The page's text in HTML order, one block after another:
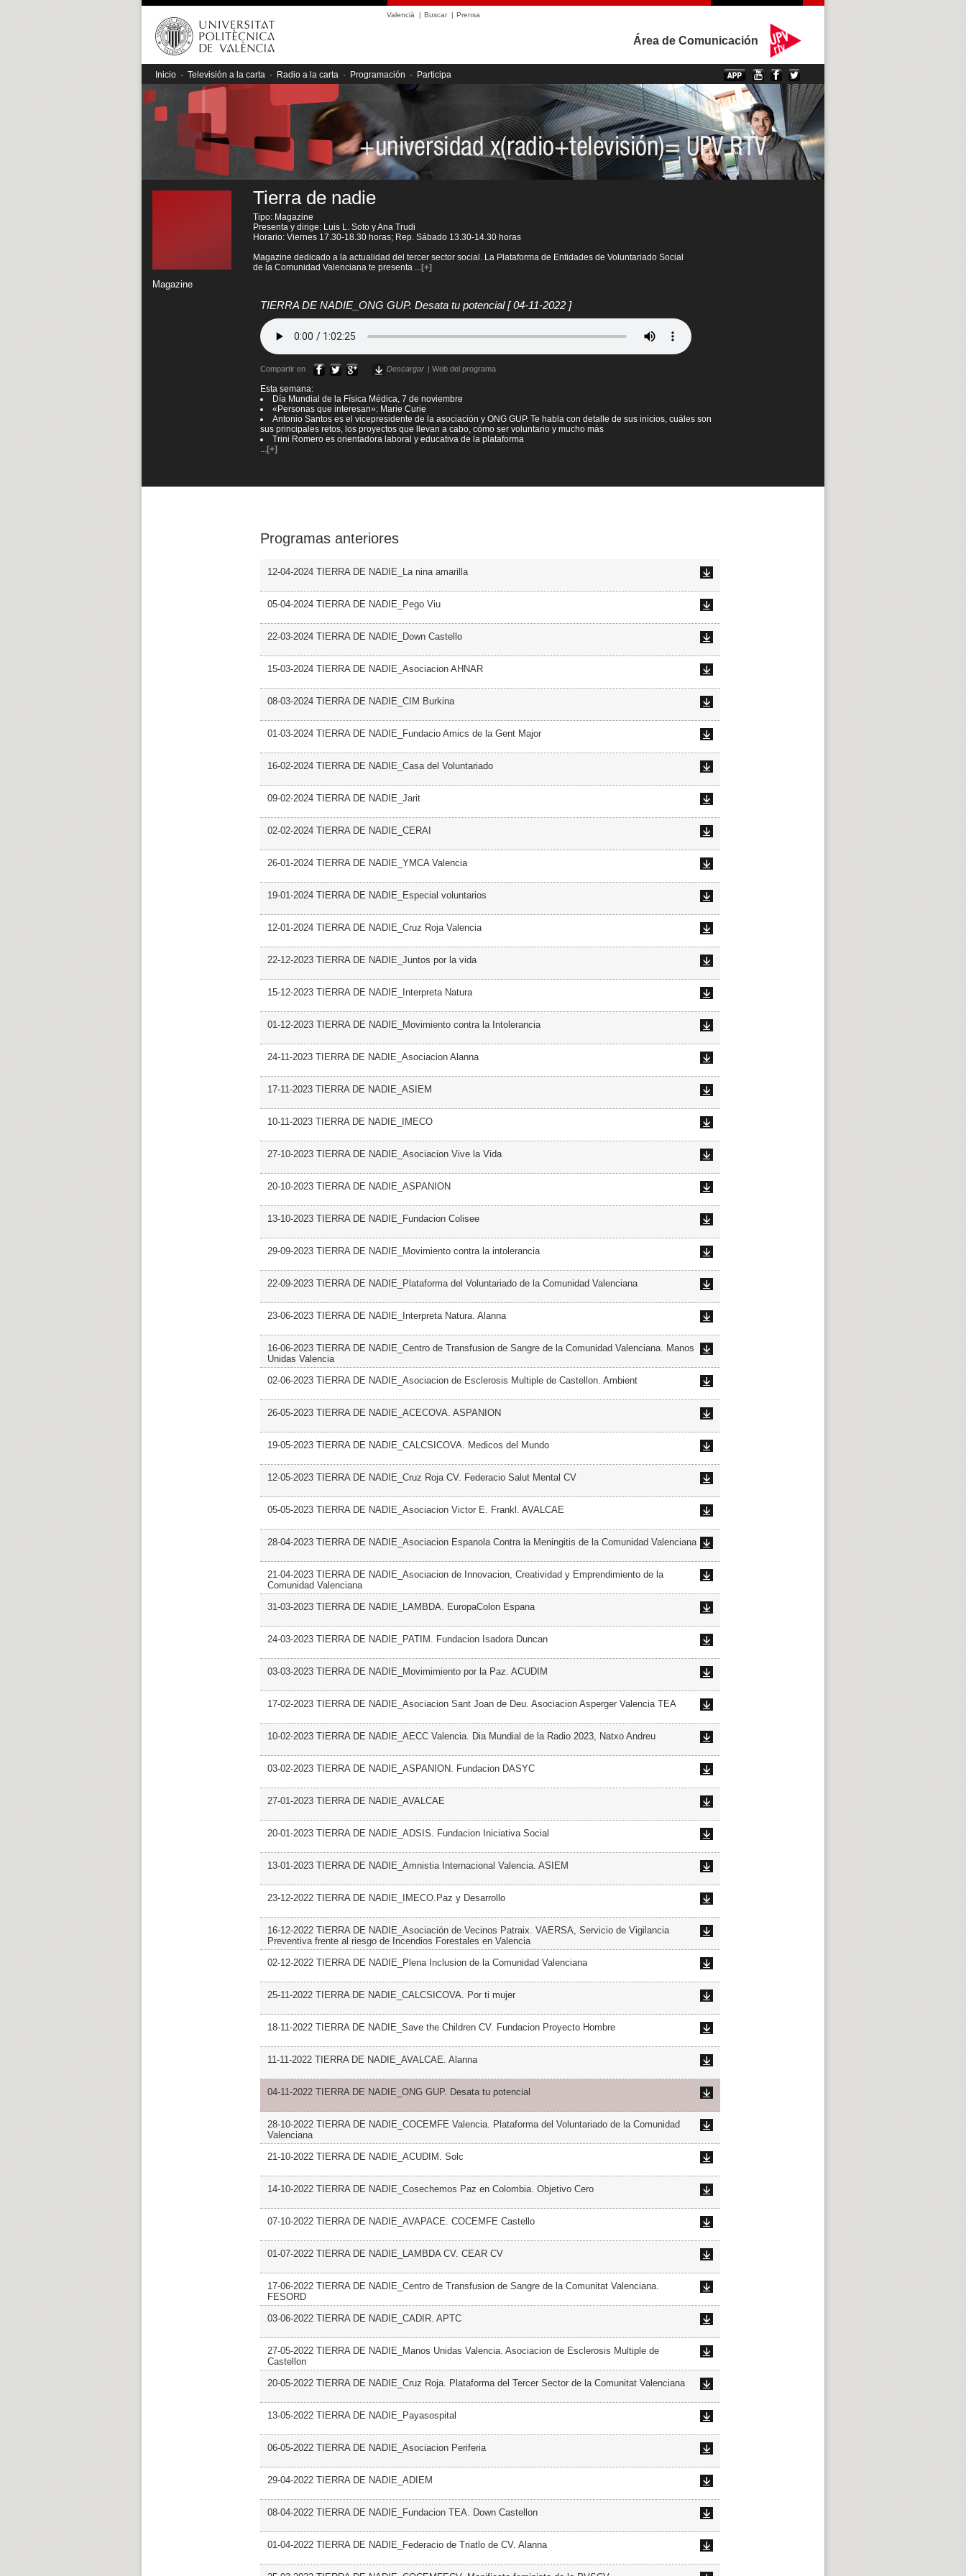
Valencià | Buscar| Prensa
Área de Comunicación
Inicio · Televisión a la carta · Radio a la carta · Programación · Participa
Magazine
Tierra de nadie
Tipo: Magazine
Presenta y dirige: Luis L. Soto y Ana Trudi
Horario: Viernes 17.30-18.30 horas; Rep. Sábado 13.30-14.30 horas
Magazine dedicado a la actualidad del tercer sector social. La Plataforma de Entidades de Voluntariado Social
de la Comunidad Valenciana te presenta ...[+]
TIERRA DE NADIE_ONG GUP. Desata tu potencial[ 04-11-2022 ]
Compartir en Descargar Web del programa
Esta semana:
Día Mundial de la Física Médica, 7 de noviembre
«Personas que interesan»: Marie Curie
Antonio Santos es el vicepresidente de la asociación y ONG GUP. Te habla con detalle de sus inicios, cuáles son
sus principales retos, los proyectos que llevan a cabo, cómo ser voluntario y mucho más
Trini Romero es orientadora laboral y educativa de la plataforma
[+]
Programas anteriores
12-04-2024 TIERRA DE NADIE_La nina amarilla
05-04-2024 TIERRA DE NADIE_Pego Viu
22-03-2024 TIERRA DE NADIE_Down Castello
15-03-2024 TIERRA DE NADIE_Asociacion AHNAR
08-03-2024 TIERRA DE NADIE_CIM Burkina
01-03-2024 TIERRA DE NADIE_Fundacio Amics de la Gent Major
16-02-2024 TIERRA DE NADIE_Casa del Voluntariado
09-02-2024 TIERRA DE NADIE_Jarit
02-02-2024 TIERRA DE NADIE_CERAI
26-01-2024 TIERRA DE NADIE_YMCA Valencia
19-01-2024 TIERRA DE NADIE_Especial voluntarios
12-01-2024 TIERRA DE NADIE_Cruz Roja Valencia
22-12-2023 TIERRA DE NADIE_Juntos por la vida
15-12-2023 TIERRA DE NADIE_Interpreta Natura
01-12-2023 TIERRA DE NADIE_Movimiento contra la Intolerancia
24-11-2023 TIERRA DE NADIE_Asociacion Alanna
17-11-2023 TIERRA DE NADIE_ASIEM
10-11-2023 TIERRA DE NADIE_IMECO
27-10-2023 TIERRA DE NADIE_Asociacion Vive la Vida
20-10-2023 TIERRA DE NADIE_ASPANION
13-10-2023 TIERRA DE NADIE_Fundacion Colisee
29-09-2023 TIERRA DE NADIE_Movimiento contra la intolerancia
22-09-2023 TIERRA DE NADIE_Plataforma del Voluntariado de la Comunidad Valenciana
23-06-2023 TIERRA DE NADIE_Interpreta Natura. Alanna
16-06-2023 TIERRA DE NADIE_Centro de Transfusion de Sangre de la Comunidad Valenciana. Manos
Unidas Valencia
02-06-2023 TIERRA DE NADIE_Asociacion de Esclerosis Multiple de Castellon. Ambient
26-05-2023 TIERRA DE NADIE_ACECOVA. ASPANION
19-05-2023 TIERRA DE NADIE_CALCSICOVA. Medicos del Mundo
12-05-2023 TIERRA DE NADIE_Cruz Roja CV. Federacio Salut Mental CV
05-05-2023 TIERRA DE NADIE_Asociacion Victor E. Frankl. AVALCAE
28-04-2023 TIERRA DE NADIE_Asociacion Espanola Contra la Meningitis de la Comunidad Valenciana
21-04-2023 TIERRA DE NADIE_Asociacion de Innovacion, Creatividad y Emprendimiento de la
Comunidad Valenciana
31-03-2023 TIERRA DE NADIE_LAMBDA. EuropaColon Espana
24-03-2023 TIERRA DE NADIE_PATIM. Fundacion Isadora Duncan
03-03-2023 TIERRA DE NADIE_Movimimiento por la Paz. ACUDIM
17-02-2023 TIERRA DE NADIE_Asociacion Sant Joan de Deu. Asociacion Asperger Valencia TEA
10-02-2023 TIERRA DE NADIE_AECC Valencia. Dia Mundial de la Radio 2023, Natxo Andreu
03-02-2023 TIERRA DE NADIE_ASPANION. Fundacion DASYC
27-01-2023 TIERRA DE NADIE_AVALCAE
20-01-2023 TIERRA DE NADIE_ADSIS. Fundacion Iniciativa Social
13-01-2023 TIERRA DE NADIE_Amnistia Internacional Valencia. ASIEM
23-12-2022 TIERRA DE NADIE_IMECO.Paz y Desarrollo
16-12-2022 TIERRA DE NADIE_Asociación de Vecinos Patraix. VAERSA, Servicio de Vigilancia
Preventiva frente al riesgo de Incendios Forestales en Valencia
02-12-2022 TIERRA DE NADIE_Plena Inclusion de la Comunidad Valenciana
25-11-2022 TIERRA DE NADIE_CALCSICOVA. Por ti mujer
18-11-2022 TIERRA DE NADIE_Save the Children CV. Fundacion Proyecto Hombre
11-11-2022 TIERRA DE NADIE_AVALCAE. Alanna
04-11-2022 TIERRA DE NADIE_ONG GUP. Desata tu potencial
28-10-2022 TIERRA DE NADIE_COCEMFE Valencia. Plataforma del Voluntariado de la Comunidad
Valenciana
21-10-2022 TIERRA DE NADIE_ACUDIM. Solc
14-10-2022 TIERRA DE NADIE_Cosechemos Paz en Colombia. Objetivo Cero
07-10-2022 TIERRA DE NADIE_AVAPACE. COCEMFE Castello
01-07-2022 TIERRA DE NADIE_LAMBDA CV. CEAR CV
17-06-2022 TIERRA DE NADIE_Centro de Transfusion de Sangre de la Comunitat Valenciana.
FESORD
03-06-2022 TIERRA DE NADIE_CADIR. APTC
27-05-2022 TIERRA DE NADIE_Manos Unidas Valencia. Asociacion de Esclerosis Multiple de
Castellon
20-05-2022 TIERRA DE NADIE_Cruz Roja. Plataforma del Tercer Sector de la Comunitat Valenciana
13-05-2022 TIERRA DE NADIE_Payasospital
06-05-2022 TIERRA DE NADIE_Asociacion Periferia
29-04-2022 TIERRA DE NADIE_ADIEM
08-04-2022 TIERRA DE NADIE_Fundacion TEA. Down Castellon
01-04-2022 TIERRA DE NADIE_Federacio de Triatlo de CV. Alanna